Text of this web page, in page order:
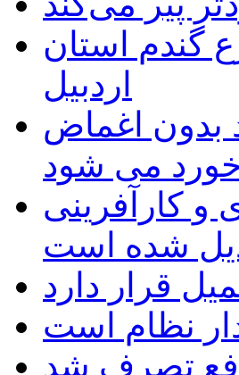
گندم استان
اردبیل
بدون اغماض
می شود
و کارآفرینی
شده است
قرار دارد
نظام است
رفع تصرف شد